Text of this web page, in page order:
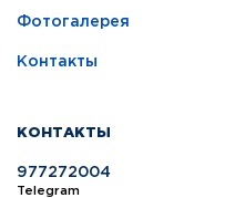
Фотогалерея
Контакты
КОНТАКТЫ
977272004
Telegram